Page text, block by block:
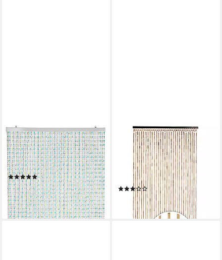
KOBOLO
Türvorhang Perlenvorhang
RAINBOW 90x200 cm -
Kunststoff bunt (1 St), Ösen
(1)
38,95 €
lieferbar - in 2-3 Werktagen bei dir
KOBOLO
Türvorhang Bambusvorhang
BAMBOO -Braun Natur -
90x200 cm (1 St), Ösen,
transparent
(7)
32,95 €
lieferbar - in 2-3 Werktagen bei dir